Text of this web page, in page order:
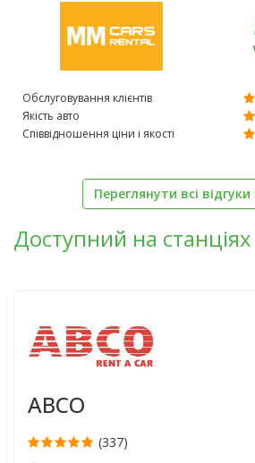
Обслуговування клієнтів
Якість авто
Співвідношення ціни і якості
Переглянути всі відгуки
Доступний на
ABCO
(337)